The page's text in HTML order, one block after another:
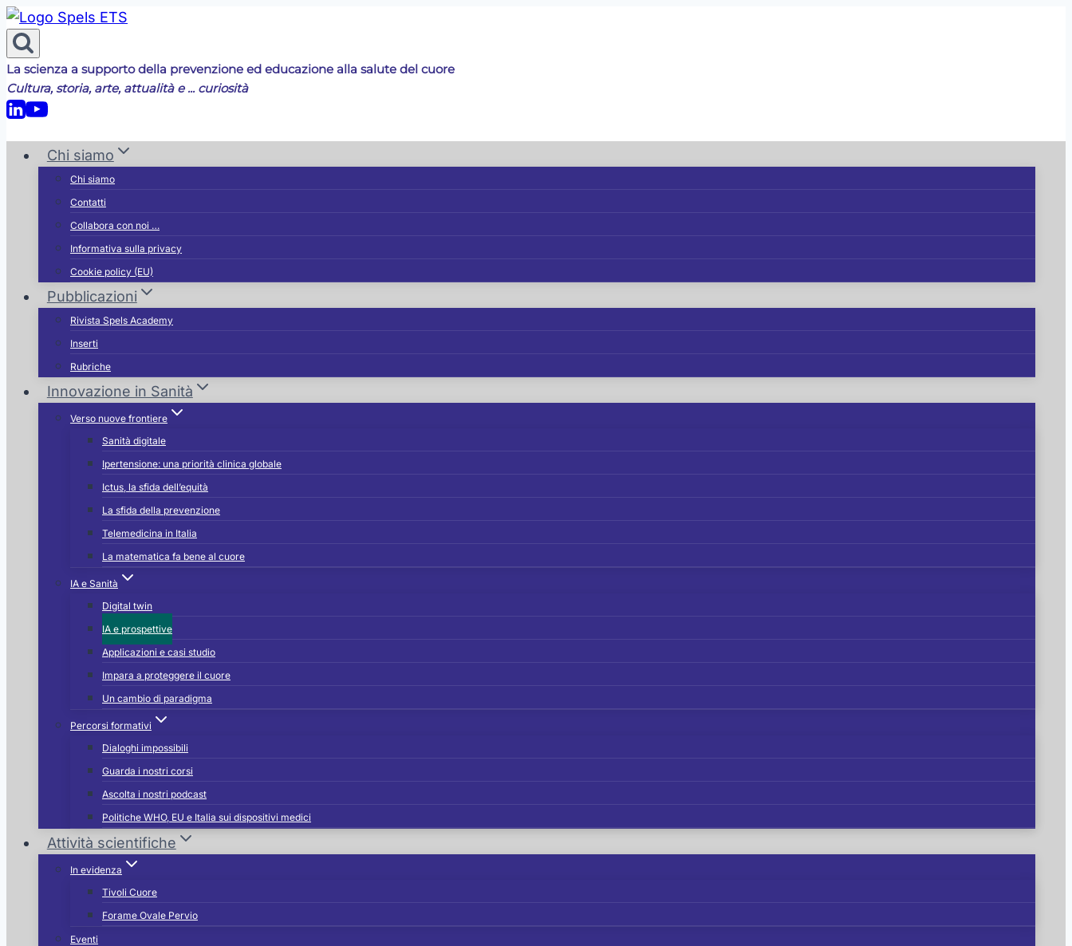
Salta
al
contenuto
La scienza a supporto della prevenzione ed educazione alla salute del cuore
Cultura, storia, arte, attualità e ... curiosità
Chi siamo
Chi siamo
Contatti
Collabora con noi …
Informativa sulla privacy
Cookie policy (EU)
Pubblicazioni
Rivista Spels Academy
Inserti
Rubriche
Innovazione in Sanità
Verso nuove frontiere
Sanità digitale
Ipertensione: una priorità clinica globale
Ictus, la sfida dell’equità
La sfida della prevenzione
Telemedicina in Italia
La matematica fa bene al cuore
IA e Sanità
Digital twin
IA e prospettive
Applicazioni e casi studio
Impara a proteggere il cuore
Un cambio di paradigma
Percorsi formativi
Dialoghi impossibili
Guarda i nostri corsi
Ascolta i nostri podcast
Politiche WHO, EU e Italia sui dispositivi medici
Attività scientifiche
In evidenza
Tivoli Cuore
Forame Ovale Pervio
Eventi